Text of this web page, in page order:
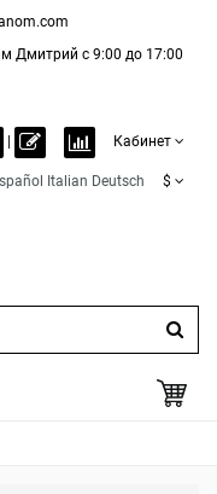
Дмитрий с 9:00 до 17:00
Кабинет
Italian Deutsch $